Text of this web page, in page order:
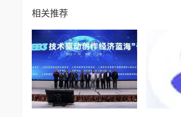
相关推荐